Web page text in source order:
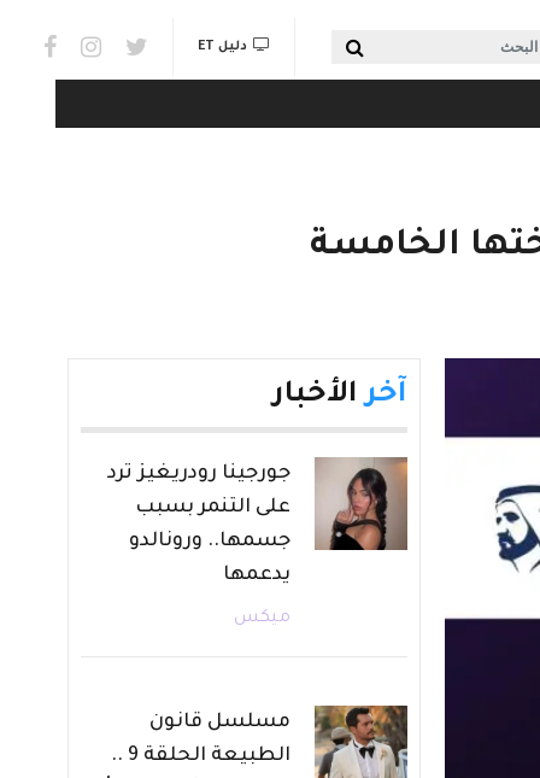
البحث links & Watch
دليل ET
الخامسة
آخر الأخبار
جورجينا رودريغيز ترد
على التنمر بسبب
جسمها.. ورونالدو
يدعمها
ميكس
مسلسل قانون
الطبيعة الحلقة 9 ..